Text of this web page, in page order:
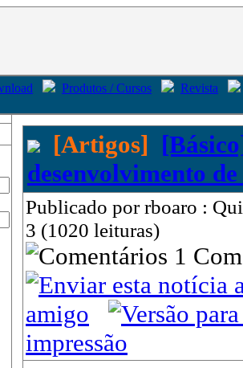
Produtos / Cursos
Revista
[Artigos]
desenvolvimento
Publicado por rboaro :
3 (1020 leituras)
1
amigo
impressão